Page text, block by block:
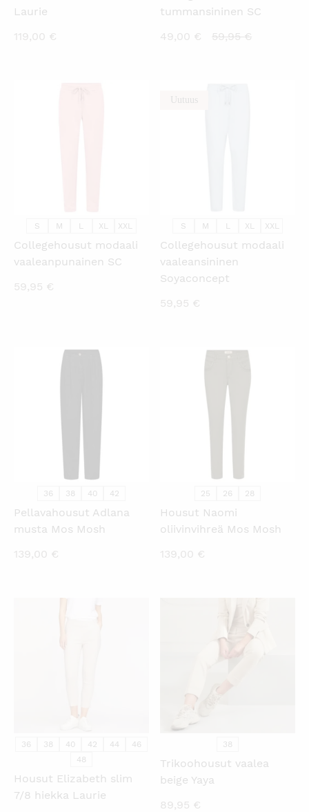
Laurie
119,00 €
tummansininen SC
49,00 €
Nykyinen
59,95€
S M L XL XXL
Collegehousut modaali
vaaleanpunainen SC
59,95 €
UutuusKATSO PIKANÄKYMÄ
S M L XL XXL
Collegehousut modaali
vaaleansininen
Soyaconcept
59,95 €
KATSO PIKANÄKYMÄ
36 38 40 42
Pellavahousut Adlana
musta Mos Mosh
139,00 €
25 26 28
Housut Naomi
oliivinvihreä Mos Mosh
139,00 €
KATSO PIKANÄKYMÄ
36 38 40 42 44
46
48
Housut Elizabeth slim
7/8 hiekka Laurie
38
Trikoohousut vaalea
beige Yaya
89,95 €